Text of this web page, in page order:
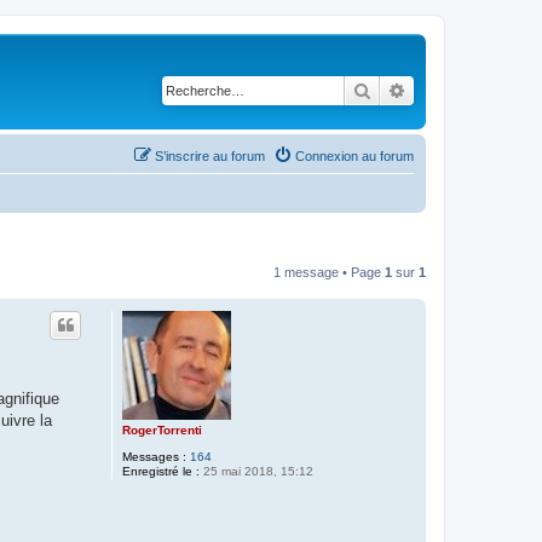
Rechercher
Connexion au forum
S’inscrire au forum
1 message • Page 1 sur 1
RogerTorrenti
Messages : 164
Enregistré le : 25 mai 2018, 15:12
la